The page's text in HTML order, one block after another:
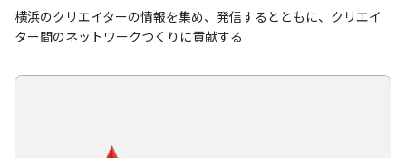
横浜のクリエイターの情報を集め、発信するとともに、クリエイ
ター間のネットワークつくりに貢献する